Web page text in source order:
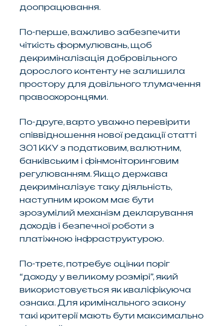
доопрацювання.
По-перше, важливо забезпечити
чіткість формулювань, щоб
декриміналізація добровільного
дорослого контенту не залишила
простору для довільного тлумачення
правоохоронцями.
По-друге, варто уважно перевірити
співвідношення нової редакції статті
301 ККУ з податковим, валютним,
банківським і фінмоніторинговим
регулюванням. Якщо держава
декриміналізує таку діяльність,
наступним кроком має бути
зрозумілий механізм декларування
доходів і безпечної роботи з
платіжною інфраструктурою.
По-третє, потребує оцінки поріг
“доходу у великому розмірі”, який
використовується як кваліфікуюча
ознака. Для кримінального закону
такі критерії мають бути максимально